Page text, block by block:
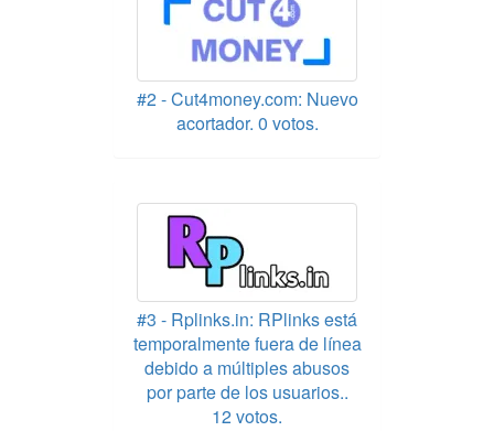
#2 - Cut4money.com: Nuevo
acortador. 0 votos.
#3 - Rplinks.in: RPlinks está
temporalmente fuera de línea
debido a múltiples abusos
por parte de los usuarios..
12 votos.